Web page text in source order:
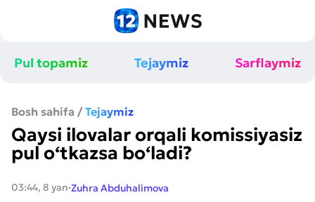
Pul topamiz Tejaymiz Sarflaymiz
Bosh sahifa / Tejaymiz
Qaysi ilovalar orqali komissiyasiz
pul o‘tkazsa bo‘ladi?
03:44, 8 yan·Zuhra Abduhalimova